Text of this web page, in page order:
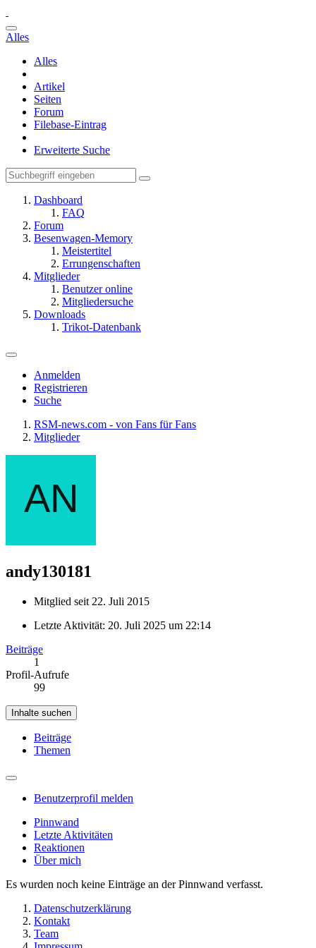
Alles
Alles
Artikel
Seiten
Forum
Filebase-Eintrag
Erweiterte Suche
Dashboard
FAQ
Forum
Besenwagen-Memory
Meistertitel
Errungenschaften
Mitglieder
Benutzer online
Mitgliedersuche
Downloads
Trikot-Datenbank
Anmelden
Registrieren
Suche
RSM-news.com - von Fans für Fans
Mitglieder
andy130181
Mitglied seit 22. Juli 2015
Letzte Aktivität: 20. Juli 2025 um 22:14
Beiträge
1
Profil-Aufrufe
99
Inhalte suchen
Beiträge
Themen
Benutzerprofil melden
Pinnwand
Letzte Aktivitäten
Reaktionen
Über mich
Es wurden noch keine Einträge an der Pinnwand verfasst.
Datenschutzerklärung
Kontakt
Team